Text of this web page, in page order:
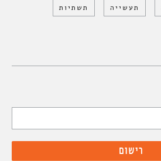
תעשייה תשתיות